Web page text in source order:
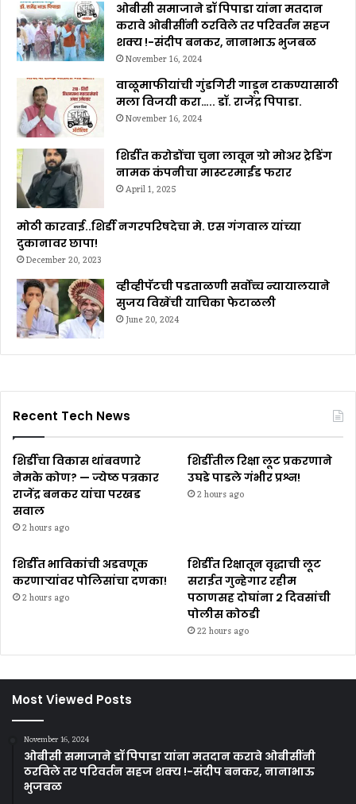
ओबीसी समाजाने डॉ पिपाडा यांना मतदान
करावे ओबीसींनी ठरविले तर परिवर्तन सहज
शक्य !-संदीप बनकर, नानाभाऊ भुजबळ
November 16, 2024
वाळूमाफीयांची गुंडगिरी गाडून टाकण्यासाठी
मला विजयी करा….. डॉ. राजेंद्र पिपाडा.
November 16, 2024
शिर्डीत करोडोंचा चुना लावून ग्रो मोअर ट्रेडिंग
नामक कंपनीचा मास्टरमाईंड फरार
April 1, 2025
मोठी कारवाई..शिर्डी नगरपरिषदेचा मे. एस गंगवाल यांच्या
दुकानावर छापा!
December 20, 2023
व्हीव्हीपॅटची पडताळणी सर्वोच्च न्यायालयाने
सुजय विखेंची याचिका फेटाळली
June 20, 2024
Recent Tech News
शिर्डीचा विकास थांबवणारे
नेमके कोण? — ज्येष्ठ पत्रकार
राजेंद्र बनकर यांचा परखड
सवाल
2 hours ago
शिर्डीतील रिक्षा लूट प्रकरणाने
उघडे पाडले गंभीर प्रश्न!
2 hours ago
शिर्डीत भाविकांची अडवणूक
करणाऱ्यांवर पोलिसांचा दणका!
2 hours ago
शिर्डीत रिक्षातून वृद्धाची लूट
सराईत गुन्हेगार रहीम
पठाणसह दोघांना २ दिवसांची
पोलीस कोठडी
22 hours ago
Most Viewed Posts
November 16, 2024
ओबीसी समाजाने डॉ पिपाडा यांना मतदान करावे ओबीसींनी
ठरविले तर परिवर्तन सहज शक्य !-संदीप बनकर, नानाभाऊ
भुजबळ